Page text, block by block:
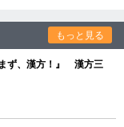
もっと見る
ず、漢方！』 漢方三